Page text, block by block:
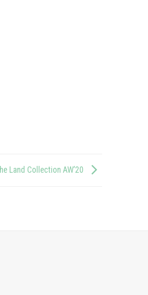
Land Collection AW’20